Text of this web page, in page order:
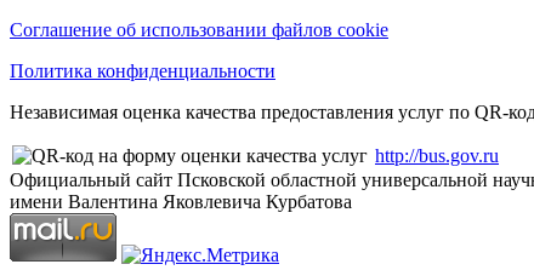
Соглашение об использовании файлов cookie
Политика конфиденциальности
Независимая оценка качества предоставления услуг по QR-
http://bus.gov.ru
Официальный сайт Псковской областной универсальной
имени Валентина Яковлевича Курбатова